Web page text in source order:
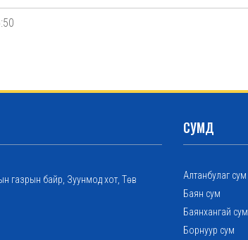
газрын байр, Зуунмод хот, Төв
СУМД
Алтанбулаг сум
Баян сум
Баянхангай сум
Борнуур сум